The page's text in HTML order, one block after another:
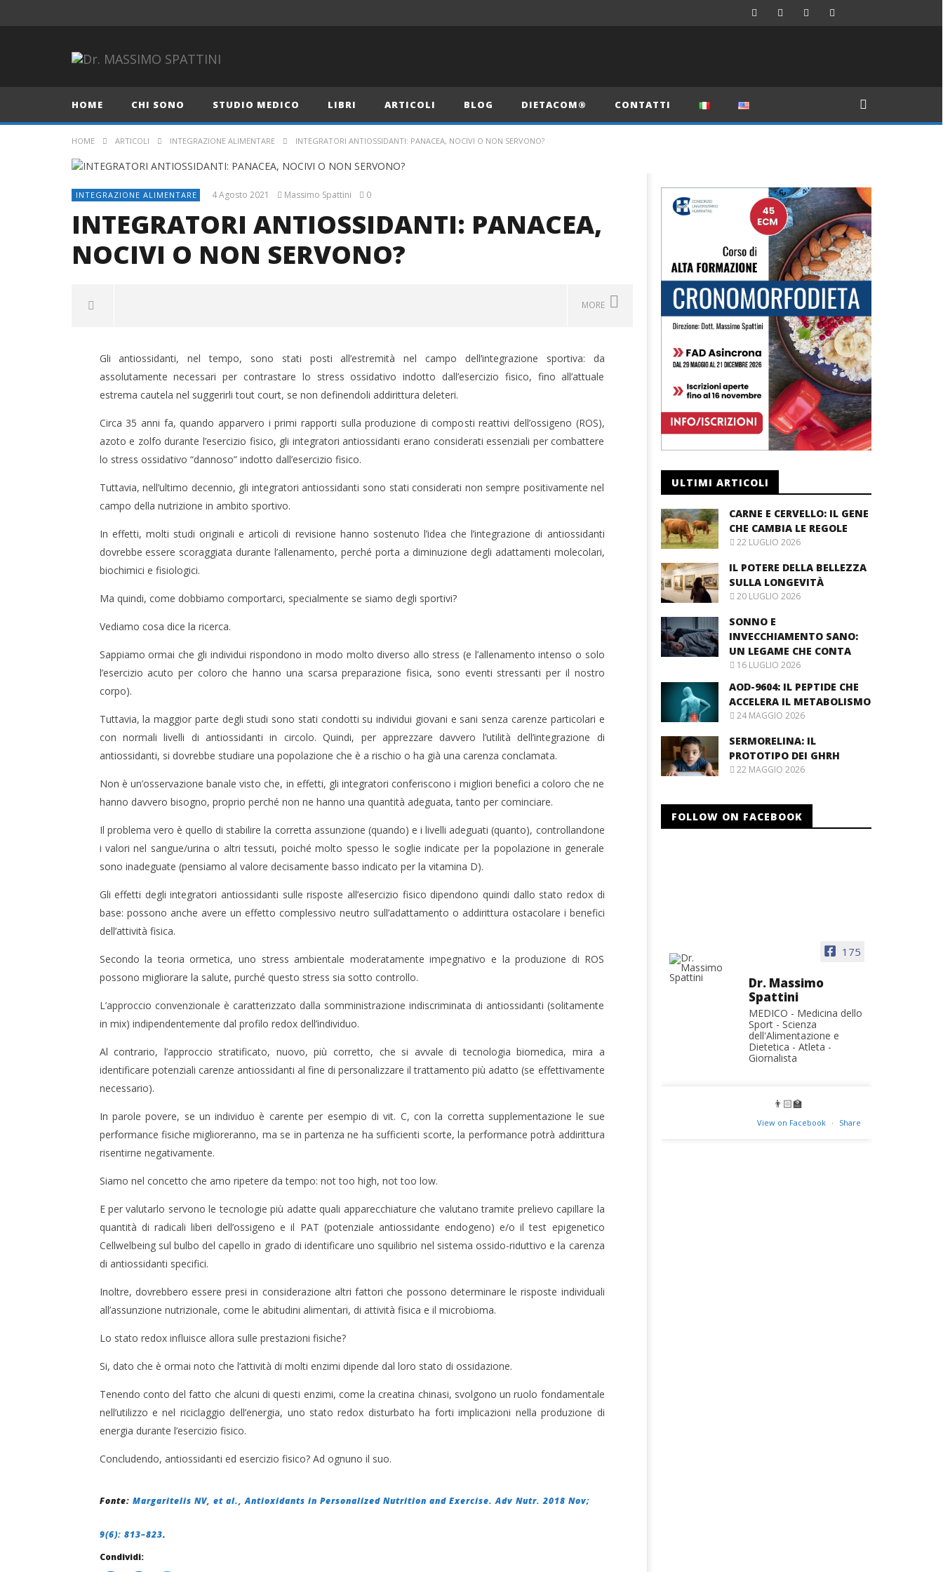
HOME CHI SONO STUDIO MEDICO LIBRI ARTICOLI BLOG DIETACOM® CONTATTI
HOME ARTICOLI INTEGRAZIONE ALIMENTARE INTEGRATORI ANTIOSSIDANTI: PANACEA, NOCIVI O NON SERVONO?
INTEGRAZIONE ALIMENTARE 4 Agosto 2021 Massimo Spattini 0
INTEGRATORI ANTIOSSIDANTI: PANACEA,
NOCIVI O NON SERVONO?
MORE
NOW VIEWING
PANACEA, NOCIVI O NON
SERVONO?
Agosto
2021
Massimo
Spattini
CHE CAMBIA LE REGOLE
4
2021
Massimo
Spattini
SULLA LONGEVITÀ
2021
Massimo
Spattini
Gli antiossidanti, nel tempo, sono stati posti all’estremità nel campo dell’integrazione sportiva: da
assolutamente necessari per contrastare lo stress ossidativo indotto dall’esercizio fisico, fino all’attuale
estrema cautela nel suggerirli tout court, se non definendoli addirittura deleteri.
Circa 35 anni fa, quando apparvero i primi rapporti sulla produzione di composti reattivi dell’ossigeno (ROS),
azoto e zolfo durante l’esercizio fisico, gli integratori antiossidanti erano considerati essenziali per combattere
lo stress ossidativo “dannoso” indotto dall’esercizio fisico.
Tuttavia, nell’ultimo decennio, gli integratori antiossidanti sono stati considerati non sempre positivamente nel
campo della nutrizione in ambito sportivo.
In effetti, molti studi originali e articoli di revisione hanno sostenuto l’idea che l’integrazione di antiossidanti
dovrebbe essere scoraggiata durante l’allenamento, perché porta a diminuzione degli adattamenti molecolari,
biochimici e fisiologici.
Ma quindi, come dobbiamo comportarci, specialmente se siamo degli sportivi?
Vediamo cosa dice la ricerca.
Sappiamo ormai che gli individui rispondono in modo molto diverso allo stress (e l’allenamento intenso o solo
l’esercizio acuto per coloro che hanno una scarsa preparazione fisica, sono eventi stressanti per il nostro
corpo).
Tuttavia, la maggior parte degli studi sono stati condotti su individui giovani e sani senza carenze particolari e
con normali livelli di antiossidanti in circolo. Quindi, per apprezzare davvero l’utilità dell’integrazione di
antiossidanti, si dovrebbe studiare una popolazione che è a rischio o ha già una carenza conclamata.
Non è un’osservazione banale visto che, in effetti, gli integratori conferiscono i migliori benefici a coloro che ne
hanno davvero bisogno, proprio perché non ne hanno una quantità adeguata, tanto per cominciare.
Il problema vero è quello di stabilire la corretta assunzione (quando) e i livelli adeguati (quanto), controllandone
i valori nel sangue/urina o altri tessuti, poiché molto spesso le soglie indicate per la popolazione in generale
sono inadeguate (pensiamo al valore decisamente basso indicato per la vitamina D).
Gli effetti degli integratori antiossidanti sulle risposte all’esercizio fisico dipendono quindi dallo stato redox di
base: possono anche avere un effetto complessivo neutro sull’adattamento o addirittura ostacolare i benefici
dell’attività fisica.
Secondo la teoria ormetica, uno stress ambientale moderatamente impegnativo e la produzione di ROS
possono migliorare la salute, purché questo stress sia sotto controllo.
L’approccio convenzionale è caratterizzato dalla somministrazione indiscriminata di antiossidanti (solitamente
in mix) indipendentemente dal profilo redox dell’individuo.
Al contrario, l’approccio stratificato, nuovo, più corretto, che si avvale di tecnologia biomedica, mira a
identificare potenziali carenze antiossidanti al fine di personalizzare il trattamento più adatto (se effettivamente
necessario).
In parole povere, se un individuo è carente per esempio di vit. C, con la corretta supplementazione le sue
performance fisiche miglioreranno, ma se in partenza ne ha sufficienti scorte, la performance potrà addirittura
risentirne negativamente.
Siamo nel concetto che amo ripetere da tempo: not too high, not too low.
E per valutarlo servono le tecnologie più adatte quali apparecchiature che valutano tramite prelievo capillare la
quantità di radicali liberi dell’ossigeno e il PAT (potenziale antiossidante endogeno) e/o il test epigenetico
Cellwelbeing sul bulbo del capello in grado di identificare uno squilibrio nel sistema ossido-riduttivo e la carenza
di antiossidanti specifici.
Inoltre, dovrebbero essere presi in considerazione altri fattori che possono determinare le risposte individuali
all’assunzione nutrizionale, come le abitudini alimentari, di attività fisica e il microbioma.
Lo stato redox influisce allora sulle prestazioni fisiche?
Si, dato che è ormai noto che l’attività di molti enzimi dipende dal loro stato di ossidazione.
Tenendo conto del fatto che alcuni di questi enzimi, come la creatina chinasi, svolgono un ruolo fondamentale
nell’utilizzo e nel riciclaggio dell’energia, uno stato redox disturbato ha forti implicazioni nella produzione di
energia durante l’esercizio fisico.
Concludendo, antiossidanti ed esercizio fisico? Ad ognuno il suo.
Fonte: Margaritelis NV, et al., Antioxidants in Personalized Nutrition and Exercise. Adv Nutr. 2018 Nov;
9(6): 813–823.
Condividi:
ULTIMI ARTICOLI
CARNE E CERVELLO: IL GENE
CHE CAMBIA LE REGOLE
22 LUGLIO 2026
IL POTERE DELLA BELLEZZA
SULLA LONGEVITÀ
20 LUGLIO 2026
SONNO E
INVECCHIAMENTO SANO:
UN LEGAME CHE CONTA
16 LUGLIO 2026
AOD-9604: IL PEPTIDE CHE
ACCELERA IL METABOLISMO
24 MAGGIO 2026
SERMORELINA: IL
PROTOTIPO DEI GHRH
22 MAGGIO 2026
FOLLOW ON FACEBOOK
175
Dr. Massimo
Spattini
MEDICO - Medicina dello
Sport - Scienza
dell'Alimentazione e
Dietetica - Atleta -
Giornalista
👨🏻‍🏫
View on Facebook · Share